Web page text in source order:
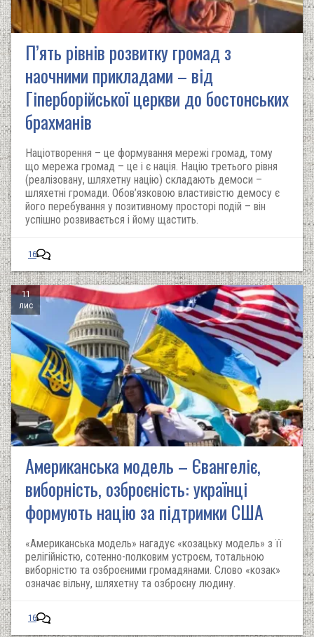
П’ять рівнів розвитку громад з
наочними прикладами – від
Гіперборійської церкви до бостонських
брахманів
Націотворення – це формування мережі громад, тому
що мережа громад – це і є нація. Націю третього рівня
(реалізовану, шляхетну націю) складають демоси –
шляхетні громади. Обов’язковою властивістю демосу є
його перебування у позитивному просторі подій – він
успішно розвивається і йому щастить.
16
11
лис
Американська модель – Євангеліє,
виборність, озброєність: українці
формують націю за підтримки США
«Американська модель» нагадує «козацьку модель» з її
релігійністю, сотенно-полковим устроєм, тотальною
виборністю та озброєними громадянами. Слово «козак»
означає вільну, шляхетну та озброєну людину.
16